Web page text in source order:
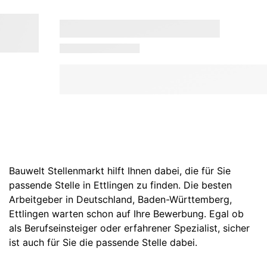
Bauwelt Stellenmarkt hilft Ihnen dabei, die für Sie
passende Stelle in Ettlingen zu finden. Die besten
Arbeitgeber in Deutschland, Baden-Württemberg,
Ettlingen warten schon auf Ihre Bewerbung. Egal ob
als Berufseinsteiger oder erfahrener Spezialist, sicher
ist auch für Sie die passende Stelle dabei.